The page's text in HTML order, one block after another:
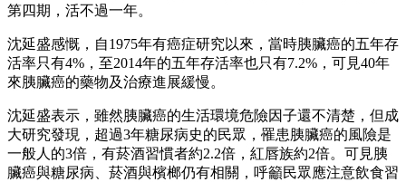
第四期，活不過一年。
沈延盛感慨，自1975年有癌症研究以來，當時胰臟癌的五年存
活率只有4%，至2014年的五年存活率也只有7.2%，可見40年
來胰臟癌的藥物及治療進展緩慢。
沈延盛表示，雖然胰臟癌的生活環境危險因子還不清楚，但成
大研究發現，超過3年糖尿病史的民眾，罹患胰臟癌的風險是
一般人的3倍，有菸酒習慣者約2.2倍，紅唇族約2倍。可見胰
臟癌與糖尿病、菸酒與檳榔仍有相關，呼籲民眾應注意飲食習